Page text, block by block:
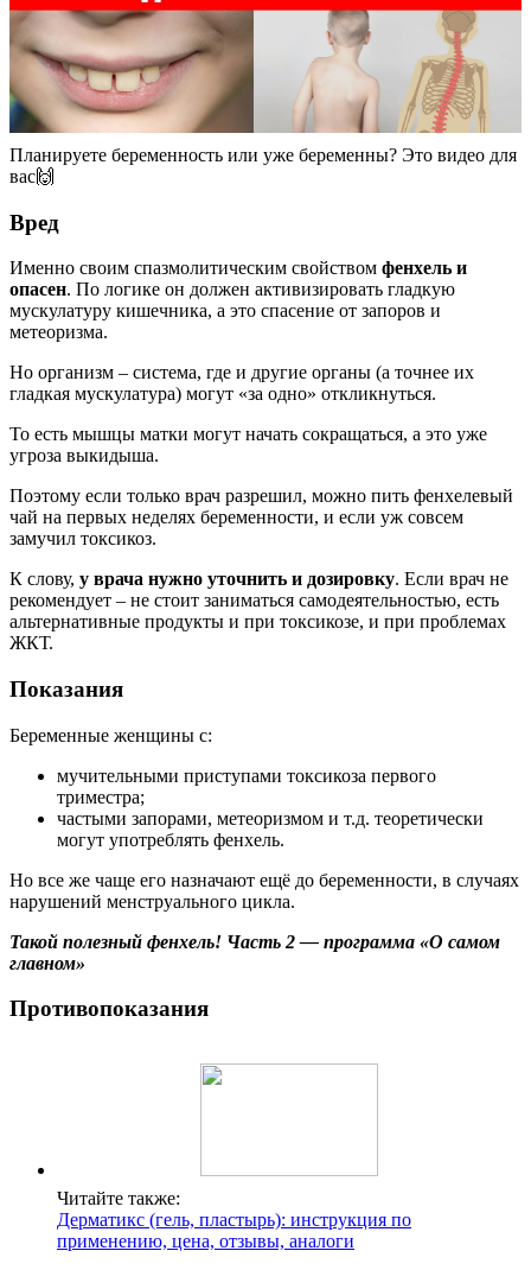
Планируете беременность или уже беременны? Это видео для
вас🙌
Вред
Именно своим спазмолитическим свойством фенхель и
опасен. По логике он должен активизировать гладкую
мускулатуру кишечника, а это спасение от запоров и
метеоризма.
Но организм – система, где и другие органы (а точнее их
гладкая мускулатура) могут «за одно» откликнуться.
То есть мышцы матки могут начать сокращаться, а это уже
угроза выкидыша.
Поэтому если только врач разрешил, можно пить фенхелевый
чай на первых неделях беременности, и если уж совсем
замучил токсикоз.
К слову, у врача нужно уточнить и дозировку. Если врач не
рекомендует – не стоит заниматься самодеятельностью, есть
альтернативные продукты и при токсикозе, и при проблемах
ЖКТ.
Показания
Беременные женщины с:
мучительными приступами токсикоза первого
триместра;
частыми запорами, метеоризмом и т.д. теоретически
могут употреблять фенхель.
Но все же чаще его назначают ещё до беременности, в случаях
нарушений менструального цикла.
Такой полезный фенхель! Часть 2 — программа «О самом
главном»
Противопоказания
Читайте также:
Дерматикс (гель, пластырь): инструкция по
применению, цена, отзывы, аналоги